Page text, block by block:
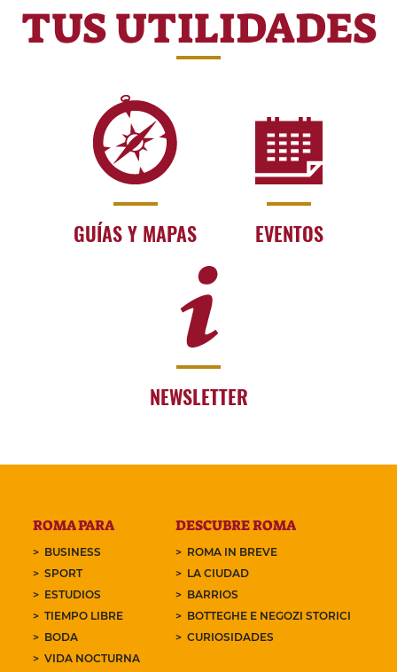
TUS UTILIDADES
GUÍAS Y MAPAS EVENTOS
NEWSLETTER
ROMA PARA
BUSINESS
SPORT
ESTUDIOS
TIEMPO LIBRE
BODA
VIDA NOCTURNA
DESCUBRE ROMA
ROMA IN BREVE
LA CIUDAD
BARRIOS
BOTTEGHE E NEGOZI STORICI
CURIOSIDADES